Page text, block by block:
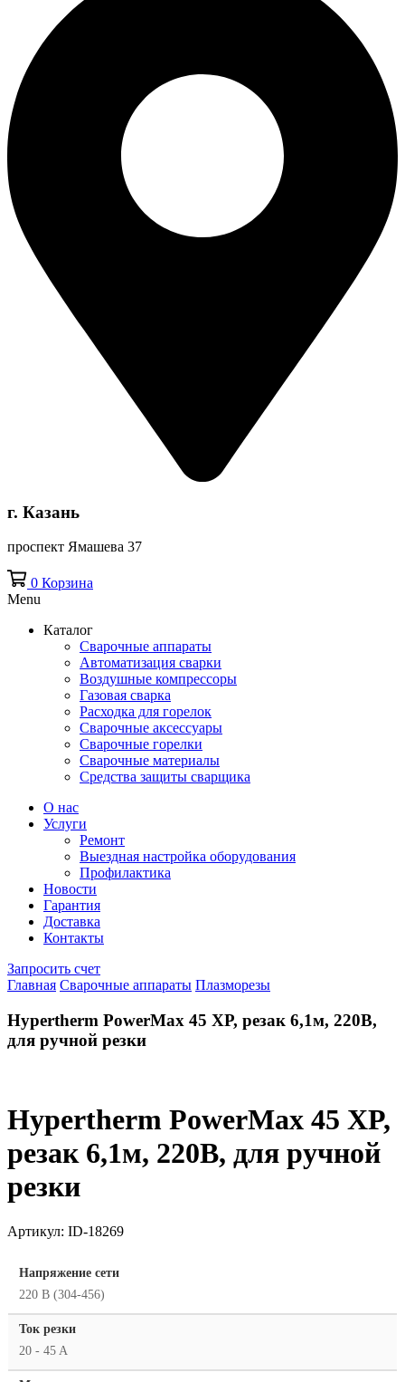
г. Казань
проспект Ямашева 37
0 Корзина
Menu
Каталог
Сварочные аппараты
Автоматизация сварки
Воздушные компрессоры
Газовая сварка
Расходка для горелок
Сварочные аксессуары
Сварочные горелки
Сварочные материалы
Средства защиты сварщика
О нас
Услуги
Ремонт
Выездная настройка оборудования
Профилактика
Новости
Гарантия
Доставка
Контакты
Запросить счет
Главная Сварочные аппараты Плазморезы
Hypertherm PowerMax 45 XP, резак 6,1м, 220В,
для ручной резки
Hypertherm PowerMax 45 XP,
резак 6,1м, 220В, для ручной
резки
Артикул: ID-18269
Напряжение сети
220 В (304-456)
Ток резки
20 - 45 A